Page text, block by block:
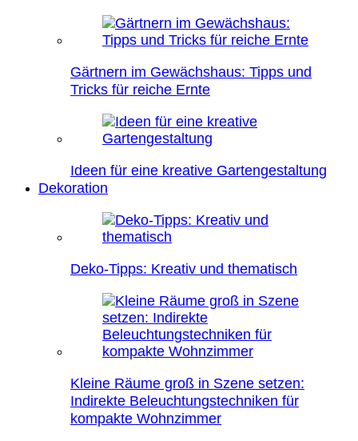
Gärtnern im Gewächshaus: Tipps und
Tricks für reiche Ernte
Ideen für eine kreative Gartengestaltung
Dekoration
Deko-Tipps: Kreativ und thematisch
Kleine Räume groß in Szene setzen:
Indirekte Beleuchtungstechniken für
kompakte Wohnzimmer